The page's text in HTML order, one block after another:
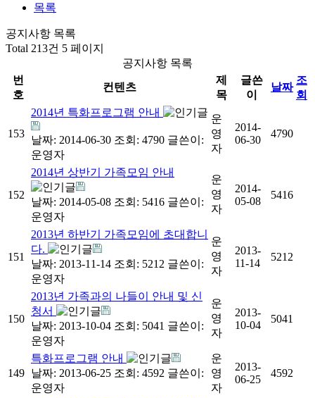
목록
공지사항 목록
Total 213건 5 페이지
공지사항 목록
번
호
컨텐츠
제
목
글쓴
이
날짜
조
회
153
2014년 특화프로그램 안내
날짜: 2014-06-30 조회: 4790 글쓴이:
운영자
운
영
자
2014-
06-30
4790
152
2014년 상반기 가족모임 안내
날짜: 2014-05-08 조회: 5416 글쓴이:
운영자
운
영
자
2014-
05-08
5416
151
2013년 하반기 가족모임에 초대합니
다.
날짜: 2013-11-14 조회: 5212 글쓴이:
운영자
운
영
자
2013-
11-14
5212
150
2013년 가족과의 나들이 안내 및 신
청서
날짜: 2013-10-04 조회: 5041 글쓴이:
운영자
운
영
자
2013-
10-04
5041
149
특화프로그램 안내
날짜: 2013-06-25 조회: 4592 글쓴이:
운영자
운
영
자
2013-
06-25
4592